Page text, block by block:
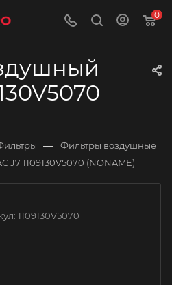
0
— Фильтры воздушные
J7 1109130V5070 (NONAME)
1109130V5070